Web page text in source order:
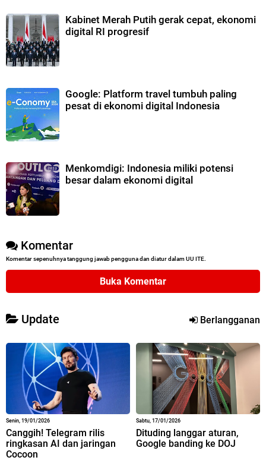
Kabinet Merah Putih gerak cepat, ekonomi
digital RI progresif
Google: Platform travel tumbuh paling
pesat di ekonomi digital Indonesia
Menkomdigi: Indonesia miliki potensi
besar dalam ekonomi digital
Komentar
Komentar sepenuhnya tanggung jawab pengguna dan diatur dalam UU ITE.
Buka Komentar
Update Berlangganan
Senin, 19/01/2026
Canggih! Telegram rilis
ringkasan AI dan jaringan
Cocoon
Sabtu, 17/01/2026
Dituding langgar aturan,
Google banding ke DOJ